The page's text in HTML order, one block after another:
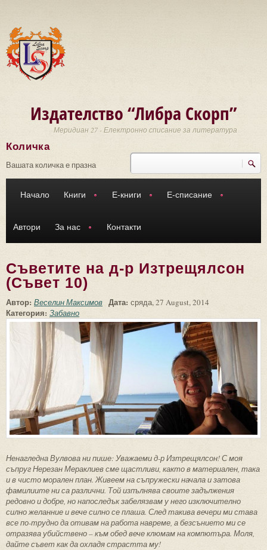
Издателство “Либра Скорп”
Меридиан 27 - Електронно списание за литература
Търси
Количка
Вашата количка е празна
Начало Книги Е-книги Е-списание
Автори За нас Контакти
Съветите на д-р Изтрещялсон
(Съвет 10)
Автор: Веселин Максимов Дата: сряда, 27 August, 2014
Категория: Забавно
Ненагледна Вулвова ни пише: Уважаеми д-р Изтрещялсон! С моя
съпруг Нерезан Мераклиев сме щастливи, както в материален, така
и в чисто морален план. Живеем на съпружески начала и затова
фамилиите ни са различни. Той изпълнява своите задължения
редовно и добре, но напоследък забелязвам у него изключително
силно желанние и вече силно се плаша. След такива вечери ми става
все по-трудно да отивам на работа навреме, а безсънието ми се
отразява убийствено – към обед вече клюмам на компютъра. Моля,
дайте съвет как да охладя страстта му!